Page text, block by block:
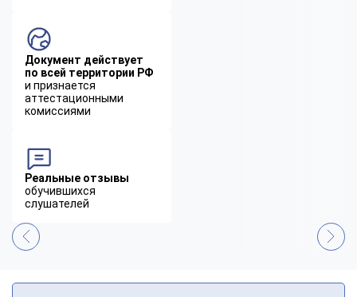
Документ действует
по всей территории РФ
и признается
аттестационными
комиссиями
Реальные отзывы
обучившихся
слушателей